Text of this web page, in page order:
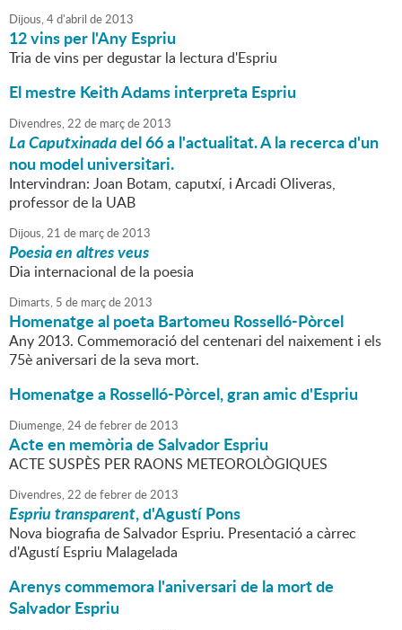
Dijous,4d'abril de2013
12 vins per l'Any Espriu
Tria de vins per degustar la lectura d'Espriu
El mestre Keith Adams interpreta Espriu
Divendres,22 de marçde2013
La Caputxinadadel 66 a l'actualitat. A la recerca d'un
nou model universitari.
Intervindran: Joan Botam, caputxí, i Arcadi Oliveras,
professor de la UAB
Dijous,21 de marçde2013
Poesia en altres veus
Dia internacional de la poesia
Dimarts, 5 de marçde2013
Homenatge al poeta Bartomeu Rosselló-Pòrcel
Any 2013. Commemoració del centenari del naixement i els
75è aniversari de la seva mort.
Homenatge a Rosselló-Pòrcel, gran amic d'Espriu
Diumenge,24defebrerde2013
Acte en memòria de Salvador Espriu
ACTE SUSPÈS PER RAONS METEOROLÒGIQUES
Divendres,22 defebrerde2013
Espriu transparent, d'Agustí Pons
Nova biografia de Salvador Espriu. Presentació a càrrec
d'Agustí Espriu Malagelada
Arenys commemora l'aniversari de la mort de
Salvador Espriu